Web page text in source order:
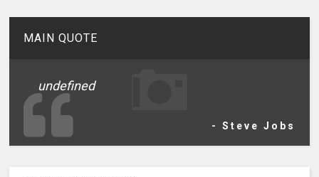
MAIN QUOTE
undefined
- Steve Jobs